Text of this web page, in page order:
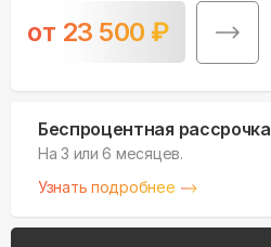
от 23 500 ₽
Беспроцентная рассрочка
На 3 или 6 месяцев.
Узнать подробнее